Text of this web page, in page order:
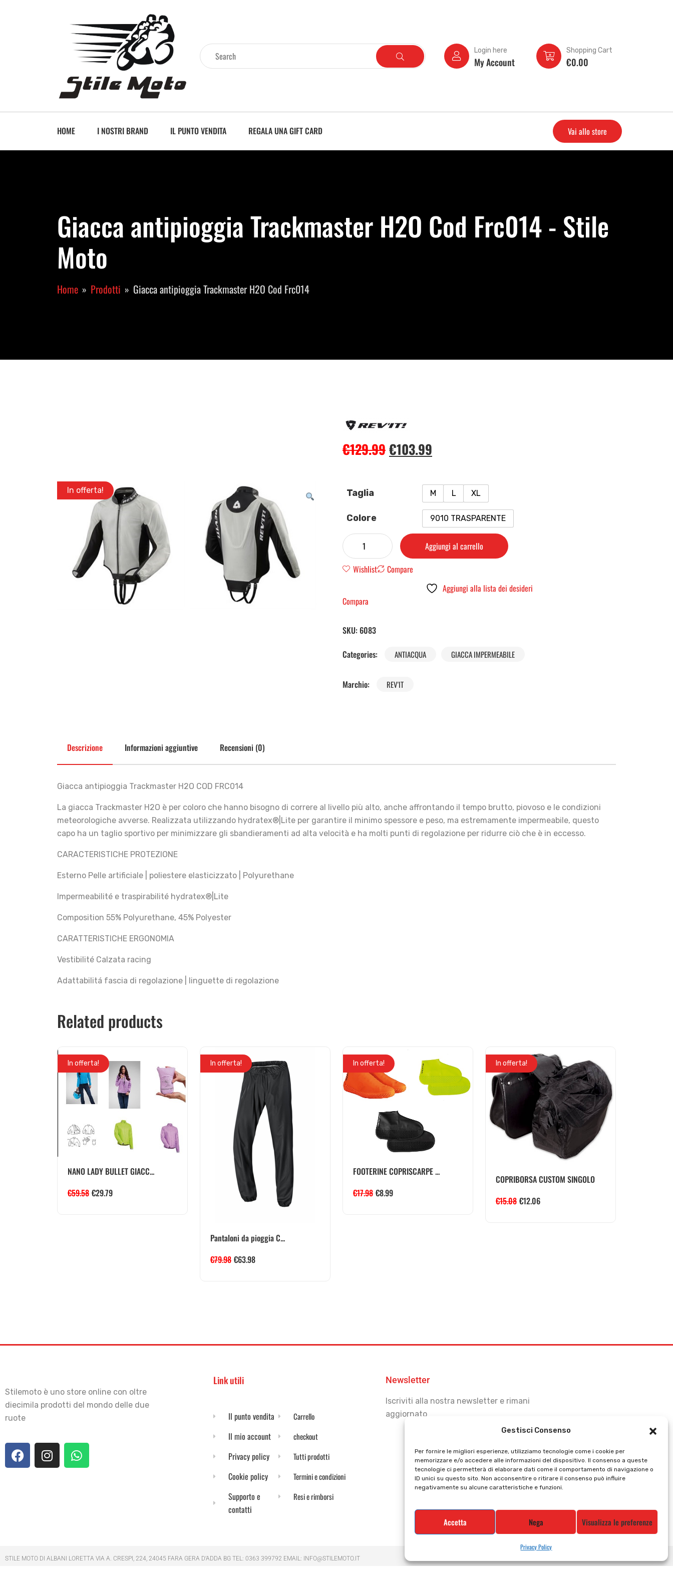
Gestisci Consenso
Per fornire le migliori esperienze, utilizziamo tecnologie come i cookie per
memorizzare e/o accedere alle informazioni del dispositivo. Il consenso a queste
tecnologie ci permetterà di elaborare dati come il comportamento di navigazione o
ID unici su questo sito. Non acconsentire o ritirare il consenso può influire
negativamente su alcune caratteristiche e funzioni.
Accetta Nega Visualizza le preferenze
Privacy Policy
Login here
My Account
Shopping Cart
€0.00
HOME I NOSTRI BRAND IL PUNTO VENDITA REGALA UNA GIFT CARD Vai allo store
Giacca antipioggia Trackmaster H2O Cod Frc014 - Stile
Moto
Home Prodotti Giacca antipioggia Trackmaster H2O Cod Frc014
In offerta!
€129.99€103.99
Taglia M L XL
Colore 9010 TRASPARENTE
Aggiungi al carrello
Wishlist
Compare
Aggiungi alla lista dei desideri
Compara
SKU: 6083
Categories:
ANTIACQUA GIACCA IMPERMEABILE
Marchio: REV'IT
Descrizione Informazioni aggiuntive Recensioni (0)
Giacca antipioggia Trackmaster H2O COD FRC014
La giacca Trackmaster H2O è per coloro che hanno bisogno di correre al livello più alto, anche affrontando il tempo brutto, piovoso e le condizioni
meteorologiche avverse. Realizzata utilizzando hydratex®|Lite per garantire il minimo spessore e peso, ma estremamente impermeabile, questo
capo ha un taglio sportivo per minimizzare gli sbandieramenti ad alta velocità e ha molti punti di regolazione per ridurre ciò che è in eccesso.
CARACTERISTICHE PROTEZIONE
Esterno Pelle artificiale | poliestere elasticizzato | Polyurethane
Impermeabilité e traspirabilité hydratex®|Lite
Composition 55% Polyurethane, 45% Polyester
CARATTERISTICHE ERGONOMIA
Vestibilité Calzata racing
Adattabilitá fascia di regolazione | linguette di regolazione
Related products
In offerta!
NANO LADY BULLET GIACC...
€59.58 €29.79
In offerta!
Pantaloni da pioggia C...
€79.98 €63.98
In offerta!
FOOTERINE COPRISCARPE ...
€17.98 €8.99
In offerta!
COPRIBORSA CUSTOM SINGOLO
€15.08 €12.06
Stilemoto è uno store online con oltre
diecimila prodotti del mondo delle due
ruote
Link utili
Il punto vendita
Il mio account
Privacy policy
Cookie policy
Supporto e
contatti
Carrello
checkout
Tutti prodotti
Termini e condizioni
Resi e rimborsi
Newsletter
Iscriviti alla nostra newsletter e rimani
aggiornato
STILE MOTO DI ALBANI LORETTA VIA A. CRESPI, 224, 24045 FARA GERA D’ADDA BG TEL: 0363 399792 EMAIL: INFO@STILEMOTO.IT